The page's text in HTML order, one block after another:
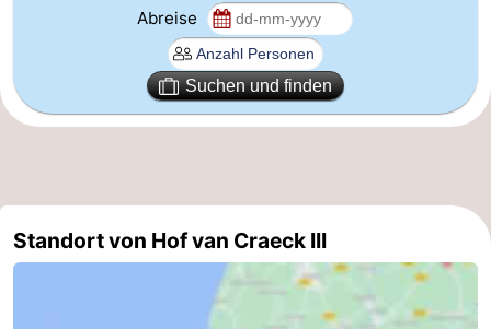
Zandvoort
Südholland
-
Abreise
Suchen und finden
Standort von Hof van Craeck III